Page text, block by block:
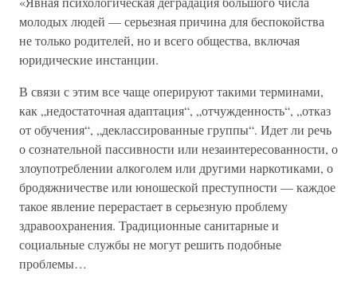
молодых людей — серьезная причина для беспокойства
не только родителей, но и всего общества, включая
юридические инстанции.
В связи с этим все чаще оперируют такими терминами,
как „недостаточная адаптация“, „отчужденность“, „отказ
от обучения“, „деклассированные группы“. Идет ли речь
о сознательной пассивности или незаинтересованности, о
злоупотреблении алкоголем или другими наркотиками, о
бродяжничестве или юношеской преступности — каждое
такое явление перерастает в серьезную проблему
здравоохранения. Традиционные санитарные и
социальные службы не могут решить подобные
проблемы…